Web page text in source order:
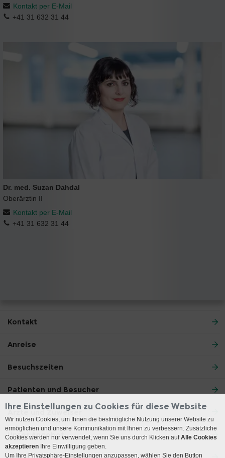
Kontakt per E-Mail
+41 31 632 31 44
Dr. med. Suzan Dahdal
Oberärztin II
Kontakt per E-Mail
+41 31 632 31 44
Kontakt
Anreise
Besuchszeiten
Patienten und Besucher
Ärzte und Zuweiser
Unser Angebot
Ihre Einstellungen zu Cookies für diese Website
Wir nutzen Cookies, um Ihnen die bestmögliche Nutzung unserer Website zu
ermöglichen und unsere Kommunikation mit Ihnen zu verbessern. Zusätzliche
Cookies werden nur verwendet, wenn Sie uns durch Klicken aufAlle Cookies
akzeptieren Ihre Einwilligung geben.
Um Ihre Privatsphäre-Einstellungen anzupassen, wählen Sie den Button